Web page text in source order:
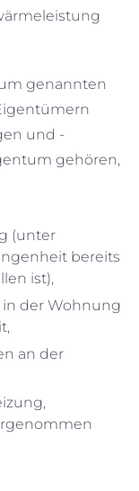
genannten
und -
gehören,
(unter
bereits
ist),
in der Wohnung
an der